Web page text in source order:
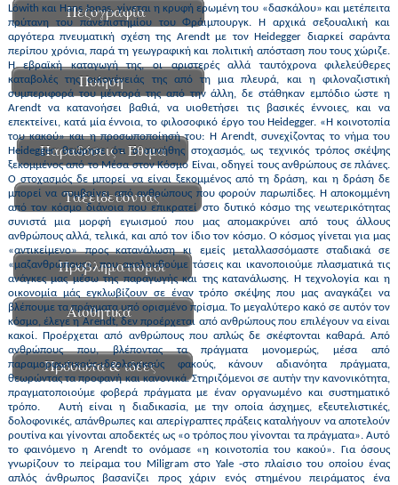
Πεζογραφία
Ποίηση
Παραδόσεις - Έθιμα
Ταξειδεύοντας
Προβληματισμοί
Αισθητικά
Πρόσωπα & ιδέες
Löwith και Hans Jonas, γίνεται η κρυφή ερωμένη του «δασκάλου» και μετέπειτα
πρύτανη του πανεπιστημίου του Φράιμπουργκ. Η αρχικά σεξουαλική και
αργότερα πνευματική σχέση της Arendt με τον Heidegger διαρκεί σαράντα
περίπου χρόνια, παρά τη γεωγραφική και πολιτική απόσταση που τους χώριζε.
Η εβραϊκή καταγωγή της, οι αριστερές αλλά ταυτόχρονα φιλελεύθερες
καταβολές της οικογένειάς της από τη μια πλευρά, και η φιλοναζιστική
συμπεριφορά του μέντορά της από την άλλη, δε στάθηκαν εμπόδιο ώστε η
Arendt να κατανοήσει βαθιά, να υιοθετήσει τις βασικές έννοιες, και να
επεκτείνει, κατά μία έννοια, το φιλοσοφικό έργο του Heidegger. «Η κοινοτοπία
του κακού» και η προσωποποίησή του: Η Arendt, συνεχίζοντας το νήμα του
Heidegger, θεώρησε ότι ο συνήθης στοχασμός, ως τεχνικός τρόπος σκέψης
ξεκομμένος από το Μέσα στον Κόσμο Είναι, οδηγεί τους ανθρώπους σε πλάνες.
Ο στοχασμός δε μπορεί να είναι ξεκομμένος από τη δράση, και η δράση δε
μπορεί να συμβαίνει από ανθρώπους που φορούν παρωπίδες. Η αποκομμένη
από τον κόσμο διάνοια που επικρατεί στο δυτικό κόσμο της νεωτερικότητας
συνιστά μια μορφή εγωισμού που μας απομακρύνει από τους άλλους
ανθρώπους αλλά, τελικά, και από τον ίδιο τον κόσμο. Ο κόσμος γίνεται για μας
«αντικείμενο» προς κατανάλωση κι εμείς μεταλλασσόμαστε σταδιακά σε
«μαζανθρώπους», που ακολουθούμε τάσεις και ικανοποιούμε πλασματικά τις
ανάγκες μας μέσω της παραγωγής και της κατανάλωσης. Η τεχνολογία και η
οικονομία μάς εγκλωβίζουν σε έναν τρόπο σκέψης που μας αναγκάζει να
βλέπουμε τα πράγματα υπό ορισμένο πρίσμα. Το μεγαλύτερο κακό σε αυτόν τον
κόσμο, έλεγε η Arendt, δεν προέρχεται από ανθρώπους που επιλέγουν να είναι
κακοί. Προέρχεται από ανθρώπους που απλώς δε σκέφτονται καθαρά. Από
ανθρώπους που, βλέποντας τα πράγματα μονομερώς, μέσα από
παραμορφωτικούς-ιδεολογικούς φακούς, κάνουν αδιανόητα πράγματα,
θεωρώντας τα προφανή και κανονικά. Στηριζόμενοι σε αυτήν την κανονικότητα,
πραγματοποιούμε φοβερά πράγματα με έναν οργανωμένο και συστηματικό
τρόπο. Aυτή είναι η διαδικασία, με την οποία άσχημες, εξευτελιστικές,
δολοφονικές, απάνθρωπες και απερίγραπτες πράξεις καταλήγουν να αποτελούν
ρουτίνα και γίνονται αποδεκτές ως «ο τρόπος που γίνονται τα πράγματα». Αυτό
το φαινόμενο η Arendt το ονόμασε «η κοινοτοπία του κακού». Για όσους
γνωρίζουν το πείραμα του Miligram στο Yale -στο πλαίσιο του οποίου ένας
απλός άνθρωπος βασανίζει προς χάριν ενός στημένου πειράματος ένα